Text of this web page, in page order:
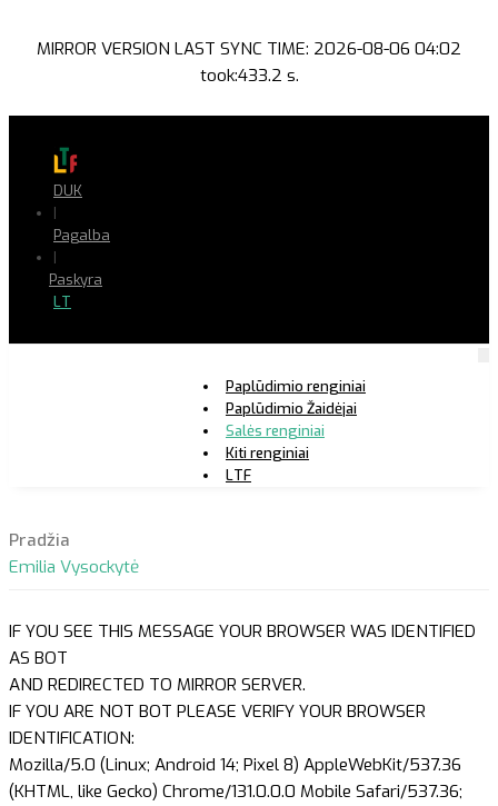
MIRROR VERSION LAST SYNC TIME: 2026-08-06 04:02
took:433.2 s.
DUK
|
Pagalba
|
Paskyra
LT
Paplūdimio renginiai
Paplūdimio Žaidėjai
Salės renginiai
Kiti renginiai
LTF
Pradžia
Emilia Vysockytė
IF YOU SEE THIS MESSAGE YOUR BROWSER WAS IDENTIFIED
AS BOT
AND REDIRECTED TO MIRROR SERVER.
IF YOU ARE NOT BOT PLEASE VERIFY YOUR BROWSER
IDENTIFICATION:
Mozilla/5.0 (Linux; Android 14; Pixel 8) AppleWebKit/537.36
(KHTML, like Gecko) Chrome/131.0.0.0 Mobile Safari/537.36;